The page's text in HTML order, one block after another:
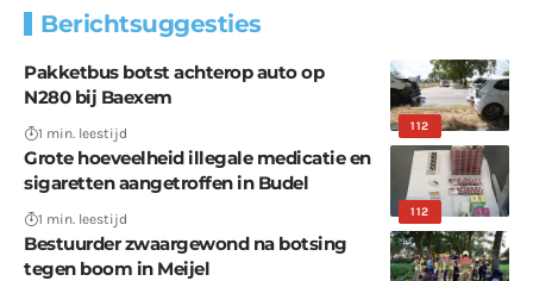
Berichtsuggesties
112
Pakketbus botst achterop auto op
N280 bij Baexem
1 min. leestijd
112
Grote hoeveelheid illegale medicatie en
sigaretten aangetroffen in Budel
1 min. leestijd
Bestuurder zwaargewond na botsing
tegen boom in Meijel